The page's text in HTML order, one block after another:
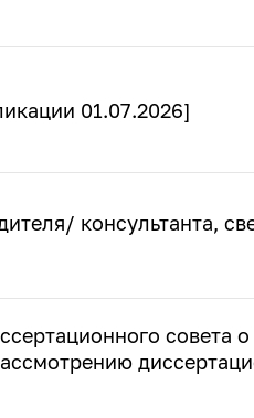
01.07.2026]
консультанта,
совета